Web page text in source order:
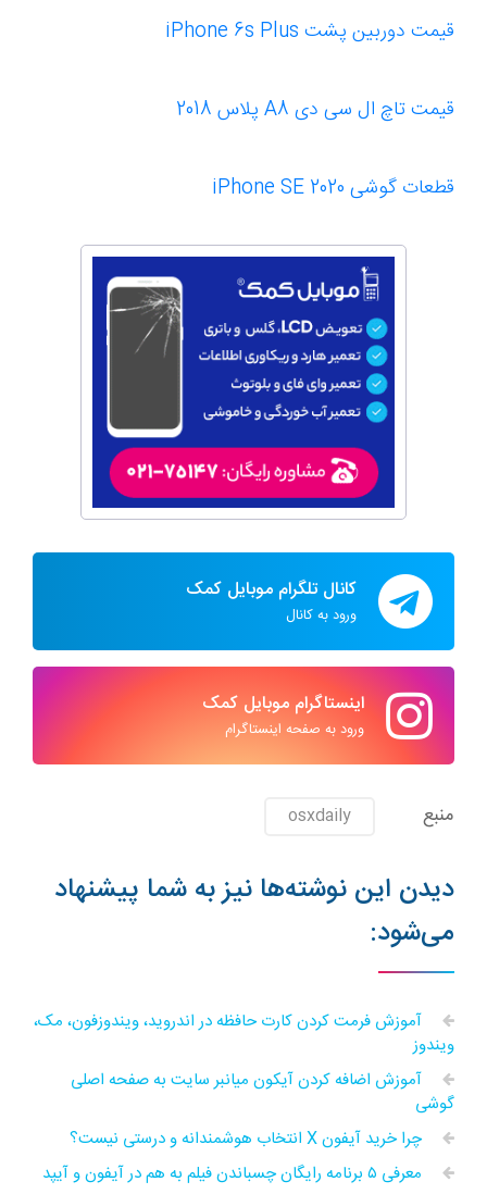
قیمت دوربین پشت iPhone 6s Plus
قیمت تاچ ال سی دی A8 پلاس 2018
قطعات گوشی iPhone SE 202 0
کانال تلگرام موبایل کمک
ورود به کانال
اینستاگرام موبایل کمک
ورود به صفحه اینستاگرام
منبع osxdaily
دیدن این نوشته‌ها نیز به شما پیشنهاد
می‌شود:
آموزش فرمت کردن کارت حافظه در اندروید، ویندوزفون، مک،
ویندوز
آموزش اضافه کردن آیکون میانبر سایت به صفحه اصلی
گوشی
چرا خرید آیفون X انتخاب هوشمندانه و درستی نیست؟
معرفی ۵ برنامه رایگان چسباندن فیلم به هم در آیفون و آیپد